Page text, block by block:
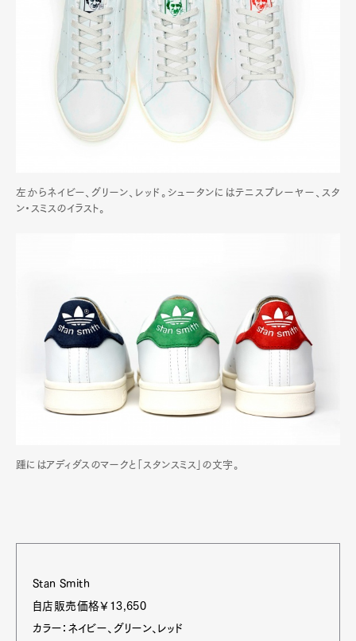
左からネイビー、グリーン、レッド。シュータンにはテニスプレーヤー、スタ
ン・スミスのイラスト。
踵にはアディダスのマークと「スタンスミス」の文字。
Stan Smith
自店販売価格￥13,650
カラー：ネイビー、グリーン、レッド